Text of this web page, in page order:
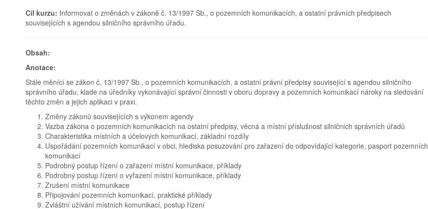
Cíl kurzu: Informovat o změnách v zákoně č. 13/1997 Sb., o pozemních komunikacích, a ostatní právních předpisech
souvisejících s agendou silničního správního úřadu.
Obsah:
Anotace:
Stále měnící se zákon č. 13/1997 Sb., o pozemních komunikacích, a ostatní právní předpisy související s agendou silničního
správního úřadu, klade na úředníky vykonávající správní činnosti v oboru dopravy a pozemních komunikací nároky na sledování
těchto změn a jejich aplikaci v praxi.
Změny zákonů souvisejících s výkonem agendy
Vazba zákona o pozemních komunikacích na ostatní předpisy, věcná a místní příslušnost silničních správních úřadů
Charakteristika místních a účelových komunikací, základní rozdíly
Uspořádání pozemních komunikací v obci, hlediska posuzování pro zařazení do odpovídající kategorie, pasport pozemních
komunikací
Podrobný postup řízení o zařazení místní komunikace, příklady
Podrobný postup řízení o vyřazení místní komunikace, příklady
Zrušení místní komunikace
Připojování pozemních komunikací, praktické příklady
Zvláštní užívání místních komunikací, postup řízení